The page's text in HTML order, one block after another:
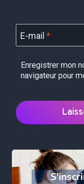
E-mail *
Enregistrer mon
navigateur pour